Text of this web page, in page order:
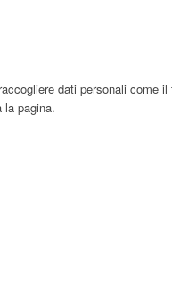
dati personali come
la pagina.